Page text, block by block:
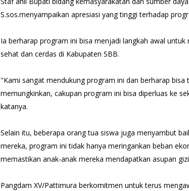
S.sos.menyampaikan apresiasi yang tinggi terhadap
Ia berharap program ini bisa menjadi langkah awal untuk
sehat dan cerdas di Kabupaten SBB.
"Kami sangat mendukung program ini dan berharap bisa
memungkinkan, cakupan program ini bisa diperluas ke
katanya.
Selain itu, beberapa orang tua siswa juga menyambut
mereka, program ini tidak hanya meringankan beban
memastikan anak-anak mereka mendapatkan asupan
Pangdam XV/Pattimura berkomitmen untuk terus